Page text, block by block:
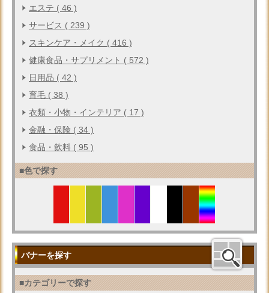
エステ ( 46 )
サービス ( 239 )
スキンケア・メイク ( 416 )
健康食品・サプリメント ( 572 )
日用品 ( 42 )
育毛 ( 38 )
衣類・小物・インテリア ( 17 )
金融・保険 ( 34 )
食品・飲料 ( 95 )
■色で探す
バナーを探す
■カテゴリーで探す